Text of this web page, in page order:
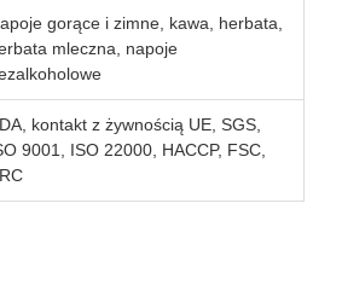
gorące i zimne, kawa, herbata,
mleczna, napoje
kontakt z żywnością UE, SGS,
9001, ISO 22000, HACCP, FSC,